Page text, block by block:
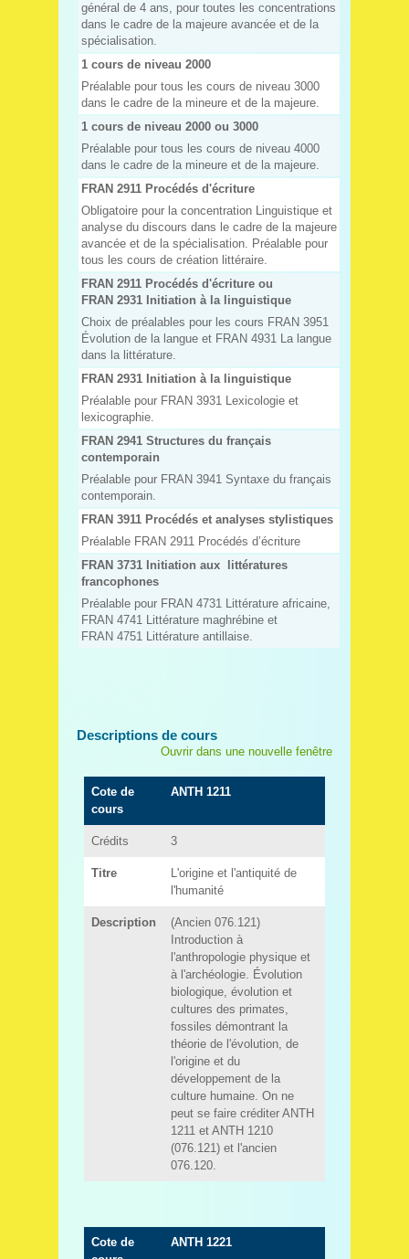
général de 4 ans, pour toutes les concentrations
dans le cadre de la majeure avancée et de la
spécialisation.
1 cours de niveau 2000
Préalable pour tous les cours de niveau 3000
dans le cadre de la mineure et de la majeure.
1 cours de niveau 2000 ou 3000
Préalable pour tous les cours de niveau 4000
dans le cadre de la mineure et de la majeure.
FRAN 2911 Procédés d'écriture
Obligatoire pour la concentration Linguistique et
analyse du discours dans le cadre de la majeure
avancée et de la spécialisation. Préalable pour
tous les cours de création littéraire.
FRAN 2911 Procédés d'écriture ou
FRAN 2931 Initiation à la linguistique
Choix de préalables pour les cours FRAN 3951
Évolution de la langue et FRAN 4931 La langue
dans la littérature.
FRAN 2931 Initiation à la linguistique
Préalable pour FRAN 3931 Lexicologie et
lexicographie.
FRAN 2941 Structures du français
contemporain
Préalable pour FRAN 3941 Syntaxe du français
contemporain.
FRAN 3911 Procédés et analyses stylistiques
Préalable FRAN 2911 Procédés d’écriture
FRAN 3731 Initiation aux littératures
francophones
Préalable pour FRAN 4731 Littérature africaine,
FRAN 4741 Littérature maghrébine et
FRAN 4751 Littérature antillaise.
Descriptions de cours
Ouvrir dans une nouvelle fenêtre